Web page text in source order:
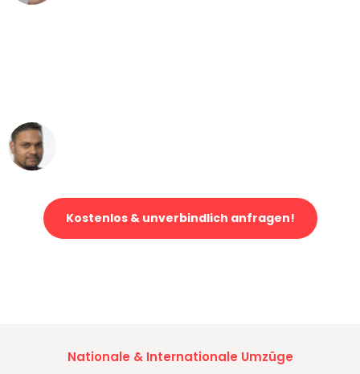
Kostenlos & unverbindlich anfragen!
Nationale & Internationale Umzüge